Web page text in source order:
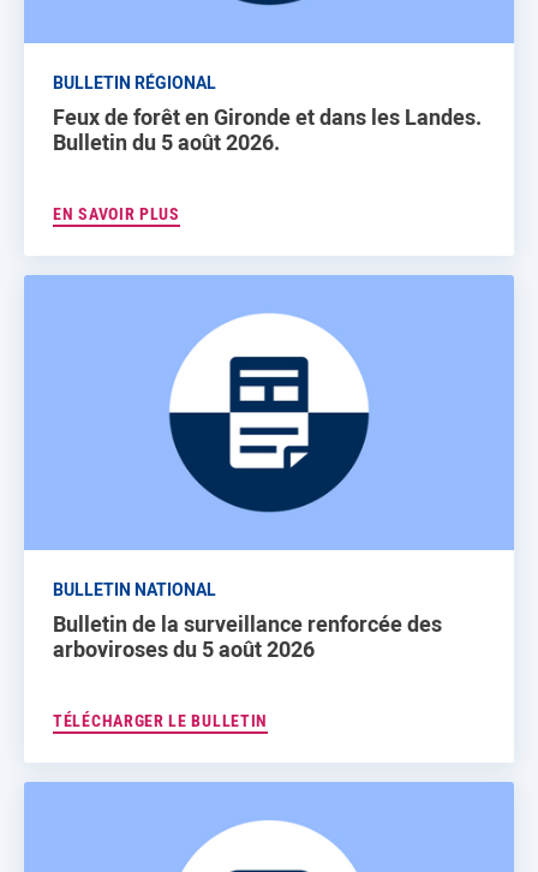
BULLETIN RÉGIONAL
Feux de forêt en Gironde et dans les Landes.
Bulletin du 5 août 2026.
EN SAVOIR PLUS
BULLETIN NATIONAL
Bulletin de la surveillance renforcée des
arboviroses du 5 août 2026
TÉLÉCHARGER LE BULLETIN